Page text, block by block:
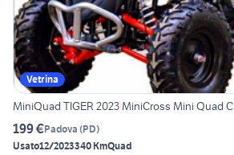
Vetrina
MiniQuad TIGER 2023 MiniCross Mini Quad
199 €Padova (PD)
Usato12/2023340 KmQuad